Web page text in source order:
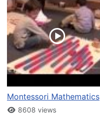
Montessori Mathematics
8608 views